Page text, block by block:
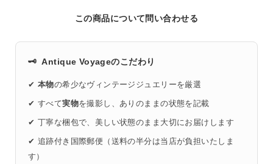
この商品について問い合わせる
🗝️ Antique Voyageのこだわり
✔ 本物の希少なヴィンテージジュエリーを厳選
✔ すべて実物を撮影し、ありのままの状態を記載
✔ 丁寧な梱包で、美しい状態のまま大切にお届けします
✔ 追跡付き国際郵便（送料の半分は当店が負担いたしま
す）